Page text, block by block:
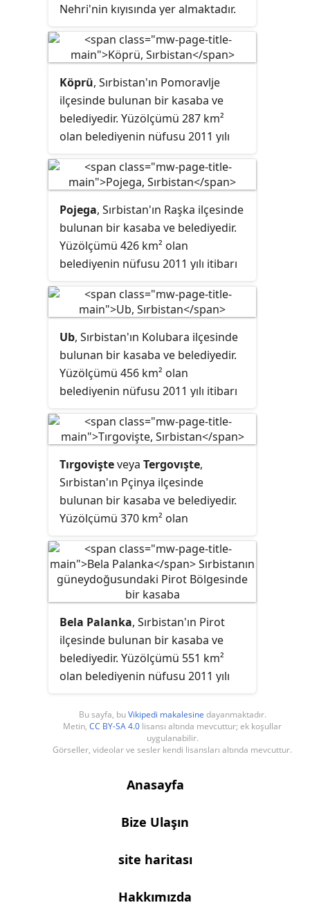
Nehri'nin kıyısında yer almaktadır.
belediyenin nüfusu 2011 yılı itibarı
ile 31,491'dir.
Köprü, Sırbistan'ın Pomoravlje
ilçesinde bulunan bir kasaba ve
belediyedir. Yüzölçümü 287 km²
olan belediyenin nüfusu 2011 yılı
Pojega, Sırbistan'ın Raşka ilçesinde
bulunan bir kasaba ve belediyedir.
Yüzölçümü 426 km² olan
belediyenin nüfusu 2011 yılı itibarı
Ub, Sırbistan'ın Kolubara ilçesinde
bulunan bir kasaba ve belediyedir.
Yüzölçümü 456 km² olan
belediyenin nüfusu 2011 yılı itibarı
Tırgovişteveya Tergovışte,
Sırbistan'ın Pçinya ilçesinde
bulunan bir kasaba ve belediyedir.
Yüzölçümü 370 km² olan
ile 5,091'dir.
Bela Palanka, Sırbistan'ın Pirot
ilçesinde bulunan bir kasaba ve
belediyedir. Yüzölçümü 551 km²
olan belediyenin nüfusu 2011 yılı
Bu sayfa, buVikipedi makalesine dayanmaktadır.
Metin, CC BY-SA 4.0 lisansı altında mevcuttur; ek koşullar
uygulanabilir.
Görseller, videolar ve sesler kendi lisansları altında mevcuttur.
Anasayfa
Bize Ulaşın
site haritası
Hakkımızda